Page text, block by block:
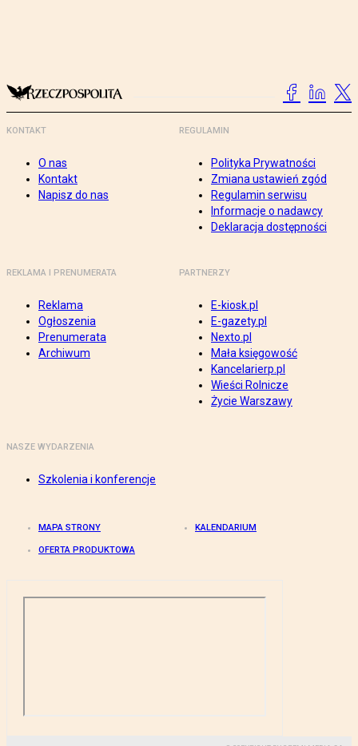
KONTAKT
O nas
Kontakt
Napisz do nas
REGULAMIN
Polityka Prywatności
Zmiana ustawień zgód
Regulamin serwisu
Informacje o nadawcy
Deklaracja dostępności
REKLAMA I PRENUMERATA
Reklama
Ogłoszenia
Prenumerata
Archiwum
PARTNERZY
E-kiosk.pl
E-gazety.pl
Nexto.pl
Mała księgowość
Kancelarierp.pl
Wieści Rolnicze
Życie Warszawy
NASZE WYDARZENIA
Szkolenia i konferencje
MAPA STRONY KALENDARIUM
OFERTA PRODUKTOWA